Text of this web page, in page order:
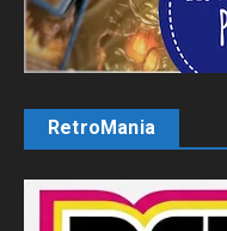
RetroMania